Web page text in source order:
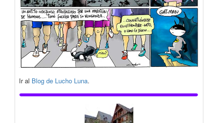
Ir al Blog de Lucho Luna.